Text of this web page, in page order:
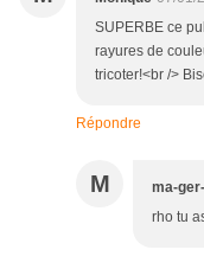
SUPERBE ce
rayures de
tricoter!<br />
Répondre
M ma-
rho tu